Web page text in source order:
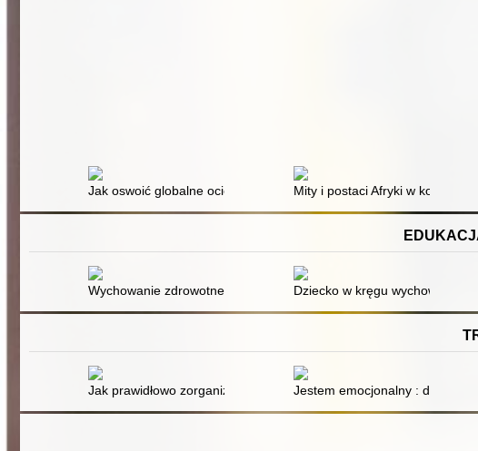
Jak oswoić globalne ocieplenie. Cz. 1Mity i postaci Afryki w komiksie.
Wychowanie zdrowotne : - jako kategoria nauk pedagogicznych
Dziecko w kręgu wychowania
Jak prawidłowo zorganizować zajęcia TUS? : praktyczne wskazówki
Jestem emocjonalny : drugie